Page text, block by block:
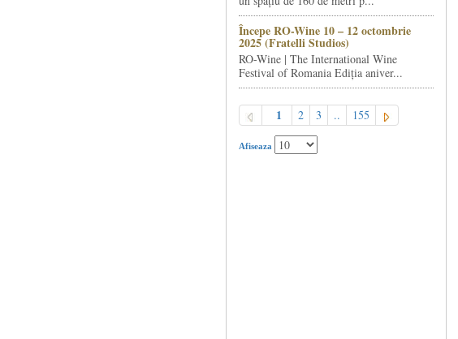
Începe RO-Wine 10 – 12 octombrie
2025 (Fratelli Studios)
RO-Wine | The International Wine
Festival of Romania Ediția aniver...
1 2 3 .. 155
Afiseaza